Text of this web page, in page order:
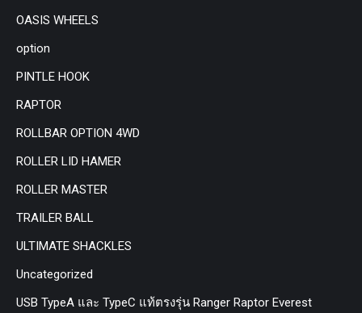
OASIS WHEELS
option
PINTLE HOOK
RAPTOR
ROLLBAR OPTION 4WD
ROLLER LID HAMER
ROLLER MASTER
TRAILER BALL
ULTIMATE SHACKLES
Uncategorized
USB TypeA และ TypeC แท้ตรงรุ่น Ranger Raptor Everest